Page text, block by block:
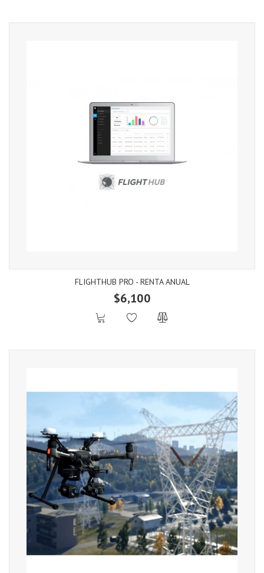
FLIGHTHUB PRO - RENTA ANUAL
$6,100